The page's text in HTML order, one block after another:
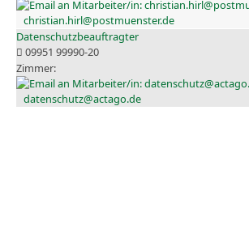
christian.hirl@postmuenster.de
Datenschutzbeauftragter
09951 99990-20
datenschutz@actago.de